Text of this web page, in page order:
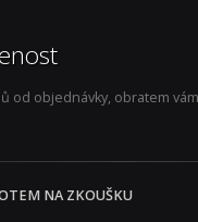
objednávky, obratem
NA ZKOUŠKU